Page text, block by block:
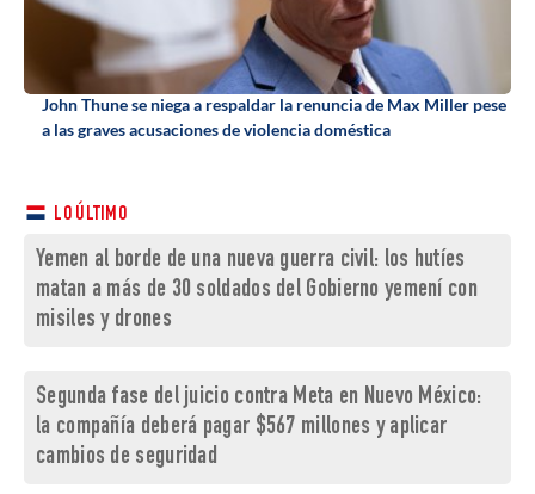
John Thune se niega a respaldar la renuncia de Max Miller pese
a las graves acusaciones de violencia doméstica
LO ÚLTIMO
Yemen al borde de una nueva guerra civil: los hutíes
matan a más de 30 soldados del Gobierno yemení con
misiles y drones
Segunda fase del juicio contra Meta en Nuevo México:
la compañía deberá pagar $567 millones y aplicar
cambios de seguridad